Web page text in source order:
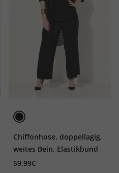
Chiffonhose, doppellagig,
weites Bein, Elastikbund
59,99€